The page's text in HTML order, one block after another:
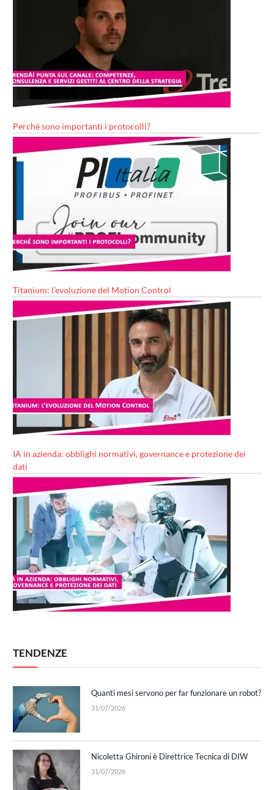
Perché sono importanti i protocolli?
Titanium: l’evoluzione del Motion Control
IA in azienda: obblighi normativi, governance e protezione dei
dati
TENDENZE
Quanti mesi servono per far funzionare un robot?
31/07/2026
Nicoletta Ghironi è Direttrice Tecnica di DIW
31/07/2026